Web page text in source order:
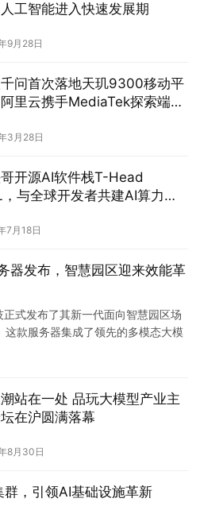
工智能进入快速发展期
9月28日
问首次落地天玑9300移动平
里云携手MediaTek探索端侧
3月28日
开源AI软件栈T-Head
，与全球开发者共建AI算力生
7月18日
器发布，智慧园区迎来效能革
式发布了其新一代面向智慧园区场
款服务器集成了领先的多模态大模
站在一处 品玩大模型产业主
在沪圆满落幕
8月30日
，引领AI基础设施革新